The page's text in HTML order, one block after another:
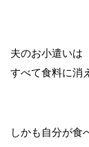
夫のお小遣いは
すべて食料に消
しかも自分が食